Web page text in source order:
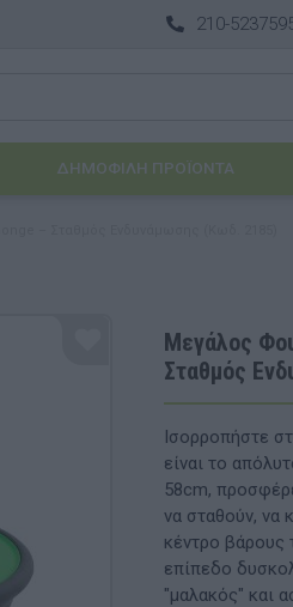
210-
εξοπλισμός & Μονάδες
Γωνιά
Δωμάτιο
ΔΗΜΟΦΙΛΉ ΠΡΟΪΌΝΤΑ
Μεγάλος
Σταθμός
Ισορροπήστε
είναι το
58cm,
να σταθούν, να
κέντρο βάρους
επίπεδο
"μαλακός" και